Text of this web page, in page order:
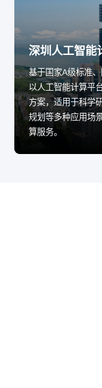
深圳人工智能
基于国家A级标准
以人工智能计算平
方案，适用于科学
规划等多种应用场
算服务。